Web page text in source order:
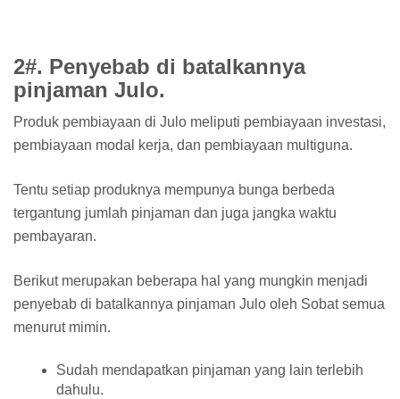
2#. Penyebab di batalkannya
pinjaman Julo.
Produk pembiayaan di Julo meliputi pembiayaan investasi,
pembiayaan modal kerja, dan pembiayaan multiguna.
Tentu setiap produknya mempunya bunga berbeda
tergantung jumlah pinjaman dan juga jangka waktu
pembayaran.
Berikut merupakan beberapa hal yang mungkin menjadi
penyebab di batalkannya pinjaman Julo oleh Sobat semua
menurut mimin.
Sudah mendapatkan pinjaman yang lain terlebih
dahulu.